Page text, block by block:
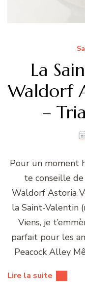
La
Waldorf
–
Pour un moment
te conseille
Waldorf Astoria
la Saint-Valentin
Viens, je
parfait pour les
Peacock Alley
Lire la suite